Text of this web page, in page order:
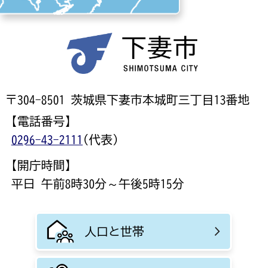
〒304-8501 茨城県下妻市本城町三丁目13番地
【電話番号】
0296-43-2111 (代表)
【開庁時間】
平日 午前8時30分～午後5時15分
人口と世帯